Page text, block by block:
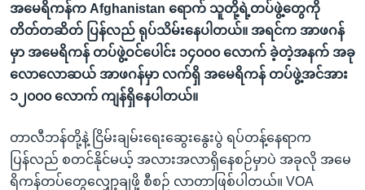
ရန်
ရှာဖွေ
ရန်
နေရာ
သို့
ရန်
ဘာသာစကားများ
အမေရိကန်က Afghanistan ရောက် သူတို့ရဲ့တပ်ဖွဲ့တွေကို
တိတ်တဆိတ် ပြန်လည် ရုပ်သိမ်းနေပါတယ်။ အရင်က အာဖဂန်
မှာ အမေရိကန် တပ်ဖွဲ့ဝင်ပေါင်း ၁၄၀၀၀ လောက် ခဲ့တဲ့အနက် အခု
လောလောဆယ် အာဖဂန်မှာ လက်ရှိ အမေရိကန် တပ်ဖွဲ့အင်အား
၁၂၀၀၀ လောက် ကျန်ရှိနေပါတယ်။
တာလီဘန်တို့နဲ့ ငြိမ်းချမ်းရေးဆွေးနွေးပွဲ ရပ်တန့်နေရာက
ပြန်လည် စတင်နိုင်မယ့် အလားအလာရှိနေစဉ်မှာပဲ အခုလို အမေ
ရိကန်တပ်တွေလျှော့ချဖို့ စီစဉ် လာတာဖြစ်ပါတယ်။ VOA